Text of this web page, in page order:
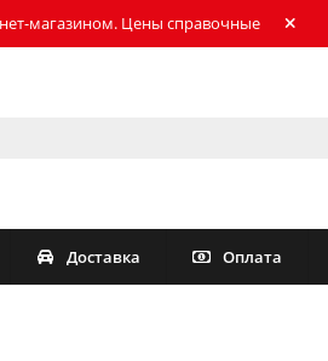
магазином. Цены справочные
Доставка Оплата